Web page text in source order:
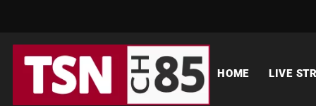
HOME LIVE